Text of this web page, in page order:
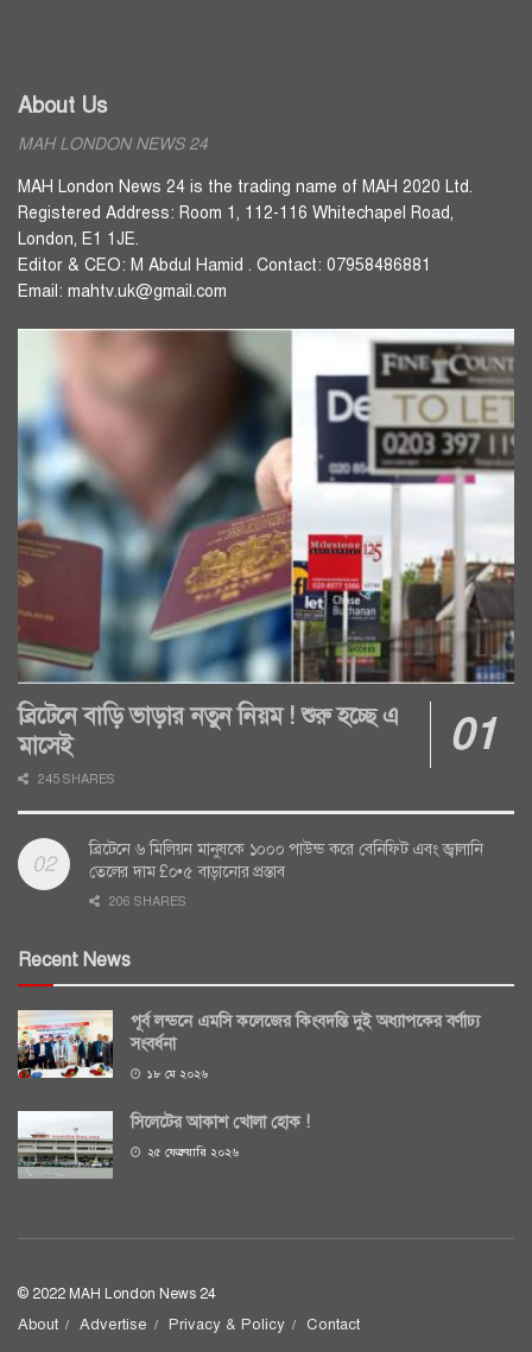
About Us
MAH LONDON NEWS 24
MAH London News 24 is the trading name of MAH 2020 Ltd.
Registered Address: Room 1, 112-116 Whitechapel Road,
London, E1 1JE.
Editor & CEO: M Abdul Hamid . Contact: 07958486881
Email: mahtv.uk@gmail.com
ব্রিটেনে বাড়ি ভাড়ার নতুন নিয়ম ! শুরু হচ্ছে এ
মাসেই
245 SHARES
ব্রিটেনে ৬ মিলিয়ন মানুষকে ১০০০ পাউন্ড করে বেনিফিট এবং জ্বালানি
তেলের দাম £০•৫ বাড়ানোর প্রস্তাব
206 SHARES
Recent News
পূর্ব লন্ডনে এমসি কলেজের কিংবদন্তি দুই অধ্যাপকের বর্ণাঢ্য
সংবর্ধনা
১৮ মে ২০২৬
সিলেটের আকাশ খোলা হোক !
২৫ ফেব্রুয়ারি ২০২৬
© 2022 MAH London News 24
About Advertise Privacy & Policy Contact